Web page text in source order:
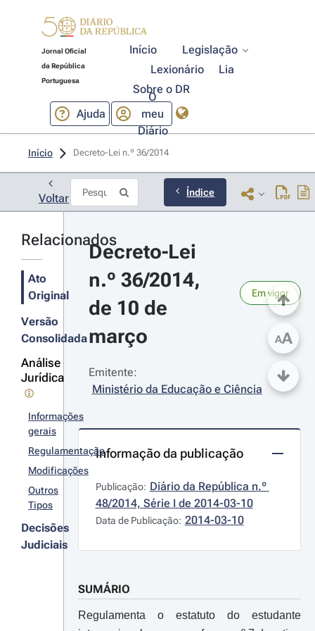
Jornal Oficial
da República
Portuguesa
Início
Legislação
Lexionário
Lia
Sobre o DR
Ajuda
O
meu
Diário
Início Decreto-Lei n.º 36/2014
Voltar Índice
Relacionados
Ato
Original
Versão
Consolidada
Análise
Jurídica
Informações
gerais
Regulamentação
Modificações
Outros
Tipos
Decisões
Judiciais
Decreto-Lei
n.º 36/2014,
de 10 de
março
Em vigor
Emitente:
Ministério da Educação e Ciência
Informação da publicação
Publicação: Diário da República n.º
48/2014, Série I de 2014-03-10
Data de Publicação: 2014-03-10
SUMÁRIO
Regulamenta o estatuto do estudante
AA